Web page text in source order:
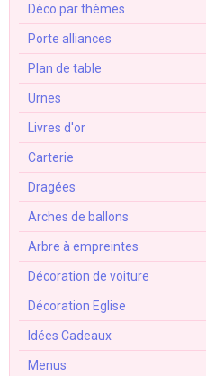
Déco par thèmes
Porte alliances
Plan de table
Urnes
Livres d'or
Carterie
Dragées
Arches de ballons
Arbre à empreintes
Décoration de voiture
Décoration Eglise
Idées Cadeaux
Menus